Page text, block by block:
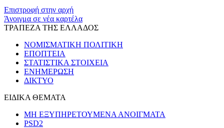
Επιστροφή στην αρχή
Άνοιγμα σε νέα καρτέλα
ΤΡΑΠΕΖΑ ΤΗΣ ΕΛΛΑΔΟΣ
ΝΟΜΙΣΜΑΤΙΚΗ ΠΟΛΙΤΙΚΗ
ΕΠΟΠΤΕΙΑ
ΣΤΑΤΙΣΤΙΚΑ ΣΤΟΙΧΕΙΑ
ΕΝΗΜΕΡΩΣΗ
ΔΙΚΤΥΟ
ΕΙΔΙΚΑ ΘΕΜΑΤΑ
ΜΗ ΕΞΥΠΗΡΕΤΟΥΜΕΝΑ ΑΝΟΙΓΜΑΤΑ
PSD2